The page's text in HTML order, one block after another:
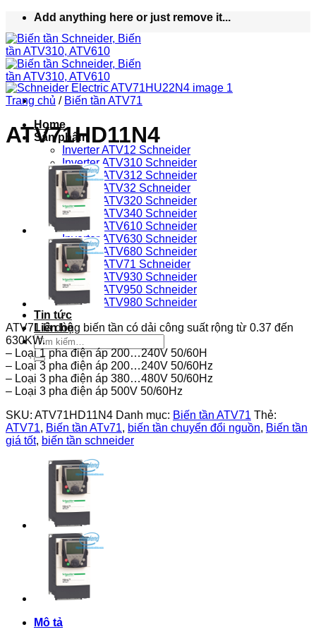
nội
dung
Add anything here or just remove it...
Home
Sản phẩm
Inverter ATV12 Schneider
Inverter ATV310 Schneider
Inverter ATV312 Schneider
Inverter ATV32 Schneider
Inverter ATV320 Schneider
Inverter ATV340 Schneider
Inverter ATV610 Schneider
Inverter ATV630 Schneider
Inverter ATV680 Schneider
Inverter ATV71 Schneider
Inverter ATV930 Schneider
Inverter ATV950 Schneider
Inverter ATV980 Schneider
Tin tức
Liên hệ
Tìm
kiếm:
Trang chủ / Biến tần ATV71
ATV71HD11N4
ATV71 là dòng biến tần có dải công suất rộng từ 0.37 đến
630KW.
– Loại 1 pha điện áp 200…240V 50/60H
– Loại 3 pha điện áp 200…240V 50/60Hz
– Loại 3 pha điện áp 380…480V 50/60Hz
– Loại 3 pha điện áp 500V 50/60Hz
SKU: ATV71HD11N4 Danh mục: Biến tần ATV71 Thẻ:
ATV71, Biến tần ATv71, biến tần chuyển đổi nguồn, Biến tần
giá tốt, biến tần schneider
Mô tả